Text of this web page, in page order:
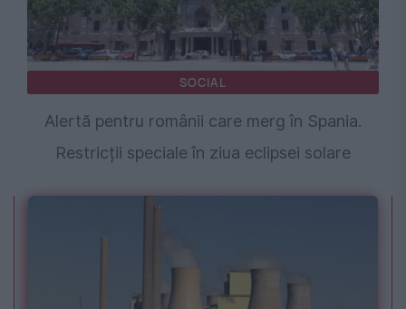
SOCIAL
Alertă pentru românii care merg în Spania.
Restricții speciale în ziua eclipsei solare